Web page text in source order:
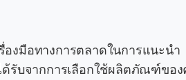
งมือทางการตลาดในการแนะนำ
รับจากการเลือกใช้ผลิตภัณฑ์ขอ